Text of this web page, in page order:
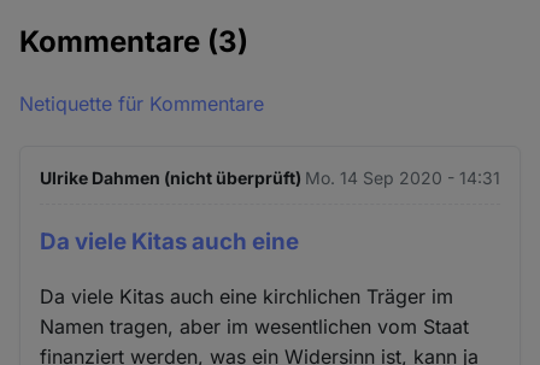
Kommentare (3)
Netiquette für Kommentare
Ulrike Dahmen (nicht überprüft) Mo. 14 Sep 2020 - 14:31
Da viele Kitas auch eine
Da viele Kitas auch eine kirchlichen Träger im
Namen tragen, aber im wesentlichen vom Staat
finanziert werden, was ein Widersinn ist, kann ja